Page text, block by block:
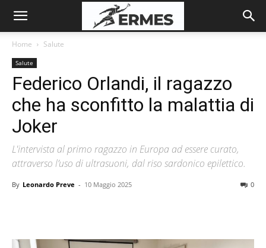
Home Salute
Salute
Federico Orlandi, il ragazzo
che ha sconfitto la malattia di
Joker
L'intervista al primo ragazzo in Europa ad essere curato,
attraverso l’uso di ultrasuoni, dal riso sardonico epilettico.
By Leonardo Preve - 10 Maggio 2025 0